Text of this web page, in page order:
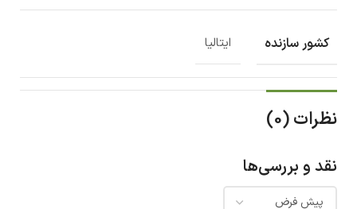
کشور سازنده ایتالیا
نظرات (0)
نقد و بررسی‌ها